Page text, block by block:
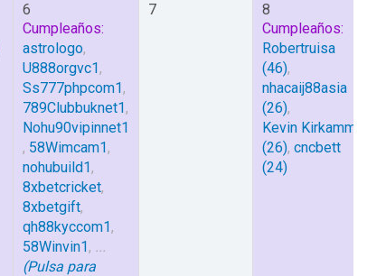
6
Cumpleaños:
astrologo,
U888orgvc1,
Ss777phpcom1,
789Clubbuknet1,
Nohu90vipinnet1
, 58Wimcam1,
nohubuild1,
8xbetcricket,
8xbetgift,
qh88kyccom1,
58Winvin1, ...
(Pulsa para
7
8
Cumpleaños:
Robertruisa
(46),
nhacaij88asia
(26),
Kevin Kirkamm
(26), cncbett
(24)